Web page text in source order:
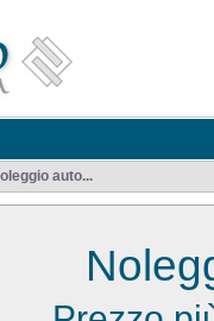
auto...